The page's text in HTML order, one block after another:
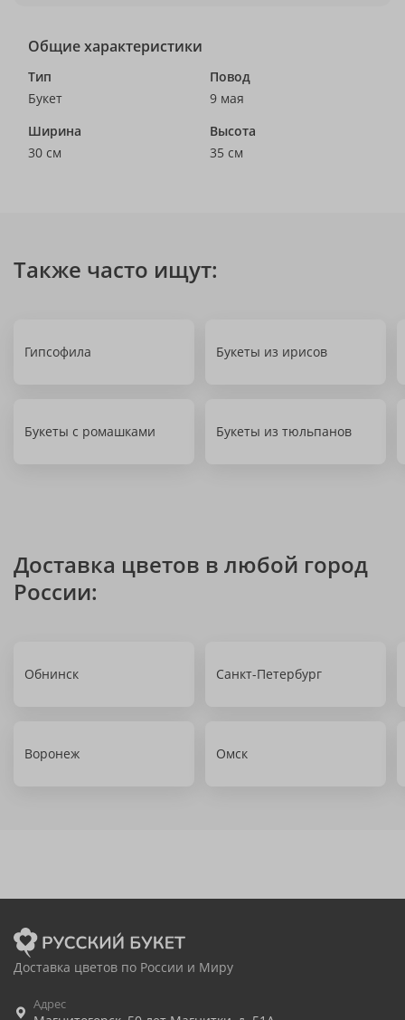
Общие характеристики
Тип
Букет
Повод
9 мая
Ширина
30 см
Высота
35 см
Также часто ищут:
Гипсофила Букеты из ирисов
Букеты с ромашками Букеты из тюльпанов
Доставка цветов в любой город
России:
Обнинск Санкт-Петербург
Воронеж Омск
Доставка цветов по России и Миру
Адрес